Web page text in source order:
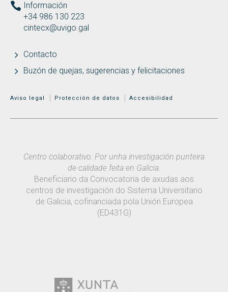
Información
+34 986 130 223
cintecx@uvigo.gal
Contacto
Buzón de quejas, sugerencias y felicitaciones
MENÚ ADICIONAL
Aviso legal Protección de datos Accesibilidad
Centro colaborativo: Por unha investigación punteira
de calidade feita en Galicia.
Beneficiario da Convocatoria de axudas aos
centros de investigación do Sistema Universitario
de Galicia, cofinanciada pola Unión Europea
(ED431G)